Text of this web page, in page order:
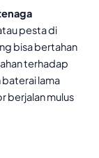
pesta di
bisa bertahan
terhadap
baterai lama
berjalan mulus